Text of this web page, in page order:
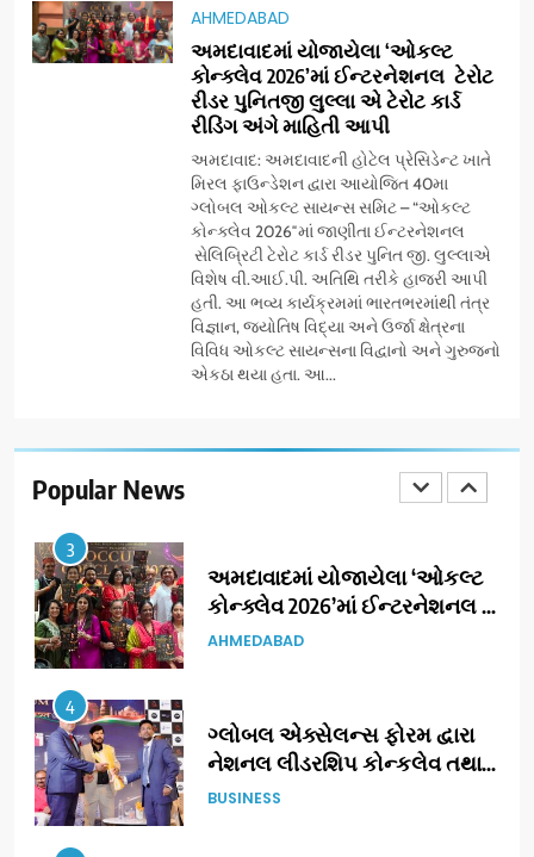
AHMEDABAD
અમદાવાદમાં યોજાયેલા ‘ઓકલ્ટ
કોન્ક્લેવ 2026’માં ઈન્ટરનેશનલ ટેરોટ
રીડર પુનિતજી લુલ્લા એ ટેરોટ કાર્ડ
રીડિંગ અંગે માહિતી આપી
અમદાવાદ: અમદાવાદની હોટેલ પ્રેસિડેન્ટ ખાતે
મિરલ ફાઉન્ડેશન દ્વારા આયોજિત 40મા
ગ્લોબલ ઓકલ્ટ સાયન્સ સમિટ – “ઓકલ્ટ
કોન્ક્લેવ 2026″માં જાણીતા ઈન્ટરનેશનલ
સેલિબ્રિટી ટેરોટ કાર્ડ રીડર પુનિત જી. લુલ્લાએ
વિશેષ વી.આઈ.પી. અતિથિ તરીકે હાજરી આપી
હતી. આ ભવ્ય કાર્યક્રમમાં ભારતભરમાંથી તંત્ર
વિજ્ઞાન, જ્યોતિષ વિદ્યા અને ઉર્જા ક્ષેત્રના
વિવિધ ઓકલ્ટ સાયન્સના વિદ્વાનો અને ગુરુજનો
એકઠા થયા હતા. આ...
Popular News
મળશે
ENTERTAINMENT
અમદાવાદમાં ભારે વરસાદ વચ્ચે
ફિલ્મ ‘ગેટ સેટ ગો’ની ‘ટીમ
ચિરંજીવી’ માનવતાના કાર્ય માટે
આગળ આવી: ગુલબાઈ ટેકરાના
પ્રભાવિત પરિવારોને ફૂડ પેકેટ્સ
અને પીવાના પાણીનું વિતરણ કર્યું
AHMEDABAD CSR
ડો. મિતાલી નાગ (આર્ક ઇવેન્ટ્સ)
દ્વારા કિશોર કુમારની જન્મજયંતિ
નિમિત્તે સંગીતમય શ્રદ્ધાંજલિ
AHMEDABAD
ગુજરાતી OTT પ્લેટફોર્મ ‘જોજો’
(JOJO) નો વિશ્વભરમાં દબદબો
3
અમદાવાદમાં યોજાયેલા ‘ઓકલ્ટ
કોન્ક્લેવ 2026’માં ઈન્ટરનેશનલ
ટેરોટ રીડર પુનિતજી લુલ્લા એ ટેરોટ
AHMEDABAD
4
ગ્લોબલ એક્સેલન્સ ફોરમ દ્વારા
નેશનલ લીડરશિપ કોન્કલેવ તથા
ભારત સમ્માન ૨૦૨૬નો ભવ્ય અને
BUSINESS